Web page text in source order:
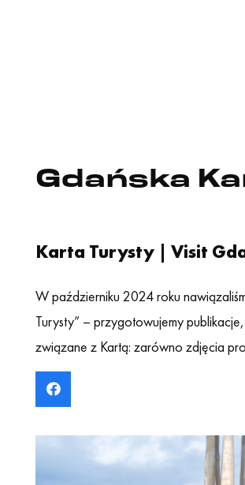
Gdańska
Karta Turysty | Visit
W październiku 2024 roku
Turysty” – przygotowujemy
związane z Kartą: zarówno zdjęcia